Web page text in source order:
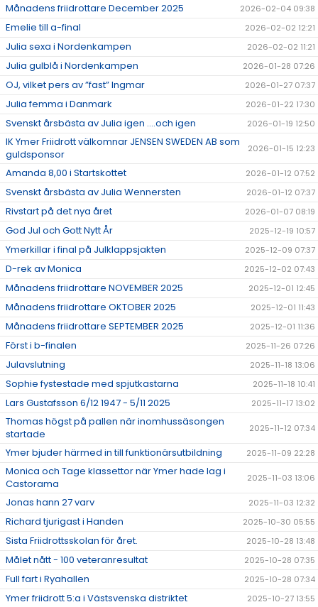
Månadens friidrottare December 2025 2026-02-04 09:38
Emelie till a-final 2026-02-02 12:21
Julia sexa i Nordenkampen 2026-02-02 11:21
Julia gulblå i Nordenkampen 2026-01-28 07:26
OJ, vilket pers av ”fast” Ingmar 2026-01-27 07:37
Julia femma i Danmark 2026-01-22 17:30
Svenskt årsbästa av Julia igen ….och igen 2026-01-19 12:50
IK Ymer Friidrott välkomnar JENSEN SWEDEN AB som
guldsponsor
2026-01-15 12:23
Amanda 8,00 i Startskottet 2026-01-12 07:52
Svenskt årsbästa av Julia Wennersten 2026-01-12 07:37
Rivstart på det nya året 2026-01-07 08:19
God Jul och Gott Nytt År 2025-12-19 10:57
Ymerkillar i final på Julklappsjakten 2025-12-09 07:37
D-rek av Monica 2025-12-02 07:43
Månadens friidrottare NOVEMBER 2025 2025-12-01 12:45
Månadens friidrottare OKTOBER 2025 2025-12-01 11:43
Månadens friidrottare SEPTEMBER 2025 2025-12-01 11:36
Först i b-finalen 2025-11-26 07:26
Julavslutning 2025-11-18 13:06
Sophie fystestade med spjutkastarna 2025-11-18 10:41
Lars Gustafsson 6/12 1947 - 5/11 2025 2025-11-17 13:02
Thomas högst på pallen när inomhussäsongen
startade
2025-11-12 07:34
Ymer bjuder härmed in till funktionärsutbildning 2025-11-09 22:28
Monica och Tage klassettor när Ymer hade lag i
Castorama
2025-11-03 13:06
Jonas hann 27 varv 2025-11-03 12:32
Richard tjurigast i Handen 2025-10-30 05:55
Sista Friidrottsskolan för året. 2025-10-28 13:48
Målet nått - 100 veteranresultat 2025-10-28 07:35
Full fart i Ryahallen 2025-10-28 07:34
Ymer friidrott 5:a i Västsvenska distriktet 2025-10-27 13:55